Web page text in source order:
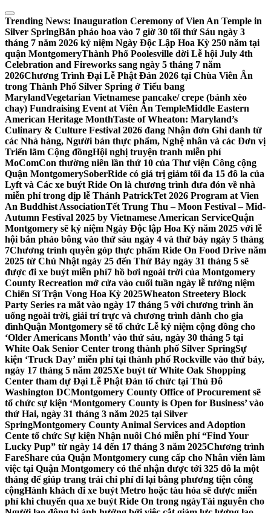
Skip
to
content
Trending News: Inauguration Ceremony of Vien An Temple in
Silver SpringBắn pháo hoa vào 7 giờ 30 tối thứ Sáu ngày 3
tháng 7 năm 2026 kỷ niệm Ngày Độc Lập Hoa Kỳ 250 năm tại
quận MontgomeryThành Phố Poolesville dời Lễ hội July 4th
Celebration and Fireworks sang ngày 5 tháng 7 năm
2026Chương Trình Đại Lễ Phật Đản 2026 tại Chùa Viên Ân
trong Thành Phố Silver Spring ở Tiểu bang
MarylandVegetarian Vietnamese pancake/ crepe (bánh xèo
chay) Fundraising Event at Viên Ân TempleMiddle Eastern
American Heritage MonthTaste of Wheaton: Maryland’s
Culinary & Culture Festival 2026 đang Nhận đơn Ghi danh từ
các Nhà hàng, Người bán thực phẩm, Nghệ nhân và các Đơn vị
Triển lãm Cộng đồngHội nghị truyện tranh miễn phí
MoComCon thường niên lần thứ 10 của Thư viện Công cộng
Quận MontgomerySoberRide có giá trị giảm tối đa 15 đô la của
Lyft và Các xe buýt Ride On là chương trình đưa đón về nhà
miễn phí trong dịp lễ Thánh PatrickTet 2026 Program at Vien
An Buddhist AssociationTết Trung Thu – Moon Festival – Mid-
Autumn Festival 2025 by Vietnamese American ServiceQuận
Montgomery sẽ kỷ niệm Ngày Độc lập Hoa Kỳ năm 2025 với lễ
hội bắn pháo bông vào thứ sáu ngày 4 và thứ bảy ngày 5 tháng
7Chương trình quyên góp thực phẩm Ride On Food Drive năm
2025 từ Chủ Nhật ngày 25 đến Thứ Bảy ngày 31 tháng 5 sẽ
được đi xe buýt miễn phí7 hồ bơi ngoài trời của Montgomery
County Recreation mở cửa vào cuối tuần ngày lễ tưởng niệm
Chiến Sĩ Trận Vong Hoa Kỳ 2025Wheaton Streetery Block
Party Series ra mắt vào ngày 17 tháng 5 với chương trình ăn
uống ngoài trời, giải trí trực và chương trình dành cho gia
đìnhQuận Montgomery sẽ tổ chức Lễ kỷ niệm cộng đồng cho
‘Older Americans Month’ vào thứ sáu, ngày 30 tháng 5 tại
White Oak Senior Center trong thành phố Silver SpringSự
kiện ‘Truck Day’ miễn phí tại thành phố Rockville vào thứ bảy,
ngày 17 tháng 5 năm 2025Xe buýt từ White Oak Shopping
Center tham dự Đại Lễ Phật Đản tổ chức tại Thủ Đô
Washington DCMontgomery County Office of Procurement sẽ
tổ chức sự kiện ‘Montgomery County is Open for Business’ vào
thứ Hai, ngày 31 tháng 3 năm 2025 tại Silver
SpringMontgomery County Animal Services and Adoption
Cente tổ chức Sự kiện Nhận nuôi Chó miễn phí “Find Your
Lucky Pup” từ ngày 14 đến 17 tháng 3 năm 2025Chương trình
FareShare của Quận Montgomery cung cấp cho Nhân viên làm
việc tại Quận Montgomery có thể nhận được tới 325 đô la một
tháng để giúp trang trải chi phí đi lại bằng phương tiện công
cộngHành khách đi xe buýt Metro hoặc tàu hỏa sẽ được miễn
phí khi chuyển qua xe buýt Ride On trong ngàyTài nguyên cho